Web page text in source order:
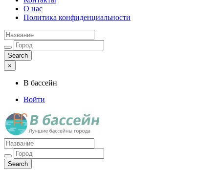
О нас
Политика конфиденциальности
×
В бассейн
Войти
Лучшие бассейны города